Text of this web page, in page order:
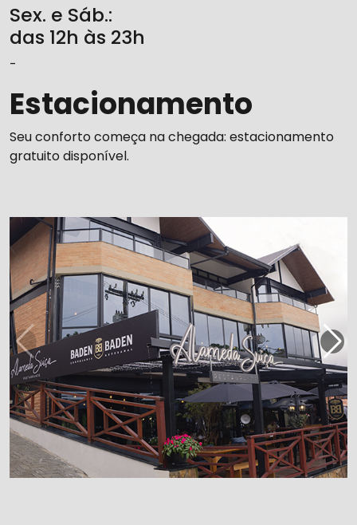
Sex. e Sáb.:
das 12h às 23h
-
Estacionamento
Seu conforto começa na chegada: estacionamento
gratuito disponível.